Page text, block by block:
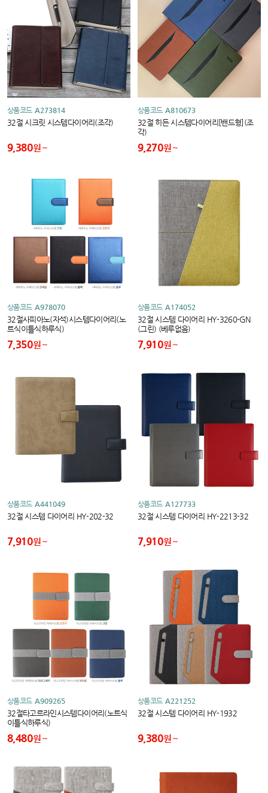
상품코드 A273814
32절 시크릿 시스템다이어리(조각)
9,380원
상품코드 A810673
32절 히든 시스템다이어리[밴드형](조
각)
9,270원
상품코드 A978070
32절사피아노(자석)시스템다이어리(노
트식이틀식하루식)
7,350원
상품코드 A174052
32절 시스템 다이어리 HY-3260-GN
(그린) (베루없음)
7,910원
상품코드 A441049
32절 시스템 다이어리 HY-202-32
7,910원
상품코드 A127733
32절 시스템 다이어리 HY-2213-32
7,910원
상품코드 A909265
32절타고르라인시스템다이어리(노트식
이틀식하루식)
8,480원
상품코드 A221252
32절 시스템 다이어리 HY-1932
9,380원